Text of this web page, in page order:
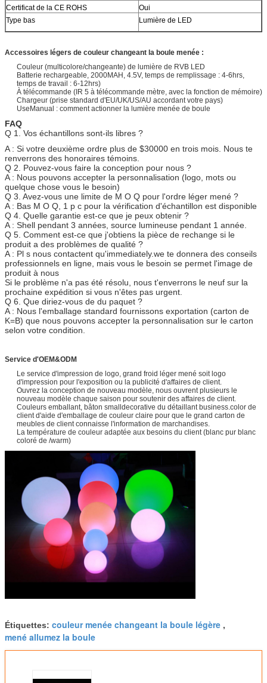
Certificat de la CE ROHS
Oui
Type bas
Lumière de LED
Accessoires légers de couleur changeant la boule menée :
Couleur (multicolore/changeante) de lumière de RVB LED
Batterie rechargeable, 2000MAH, 4.5V, temps de remplissage : 4-6hrs,
temps de travail : 6-12hrs)
À télécommande (IR 5 à télécommande mètre, avec la fonction de mémoire)
Chargeur (prise standard d'EU/UK/US/AU accordant votre pays)
UseManual : comment actionner la lumière menée de boule
FAQ
Q 1. Vos échantillons sont-ils libres ?
A : Si votre deuxième ordre plus de $30000 en trois mois. Nous te
renverrons des honoraires témoins.
Q 2. Pouvez-vous faire la conception pour nous ?
A : Nous pouvons accepter la personnalisation (logo, mots ou
quelque chose vous le besoin)
Q 3. Avez-vous une limite de M O Q pour l'ordre léger mené ?
A : Bas M O Q, 1 p c pour la vérification d'échantillon est disponible
Q 4. Quelle garantie est-ce que je peux obtenir ?
A : Shell pendant 3 années, source lumineuse pendant 1 année.
Q 5. Comment est-ce que j'obtiens la pièce de rechange si le
produit a des problèmes de qualité ?
A : Pl s nous contactent qu'immediately.we te donnera des conseils
professionnels en ligne, mais vous le besoin se permet l'image de
produit à nous
Si le problème n'a pas été résolu, nous t'enverrons le neuf sur la
prochaine expédition si vous n'êtes pas urgent.
Q 6. Que diriez-vous de du paquet ?
A : Nous l'emballage standard fournissons exportation (carton de
K=B) que nous pouvons accepter la personnalisation sur le carton
selon votre condition.
Service d'OEM&ODM
Le service d'impression de logo, grand froid léger mené soit logo
d'impression pour l'exposition ou la publicité d'affaires de client.
Ouvrez la conception de nouveau modèle, nous ouvrent plusieurs le
nouveau modèle chaque saison pour soutenir des affaires de client.
Couleurs emballant, bâton smalldecorative du détaillant business.color de
client d'aide d'emballage de couleur claire pour que le grand carton de
meubles de client connaisse l'information de marchandises.
La température de couleur adaptée aux besoins du client (blanc pur blanc
coloré de /warm)
Étiquettes: couleur menée changeant la boule légère ,
mené allumez la boule